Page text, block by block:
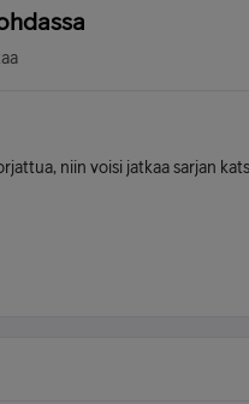
niin voisi jatkaa sarjan